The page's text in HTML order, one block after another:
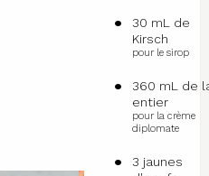
30 mL de
Kirsch
pour le sirop
360 mL de
entier
pour la crème
diplomate
3 jaunes